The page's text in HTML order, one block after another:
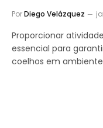
PorDiego Velázquez
Proporcionar
essencial para
coelhos em